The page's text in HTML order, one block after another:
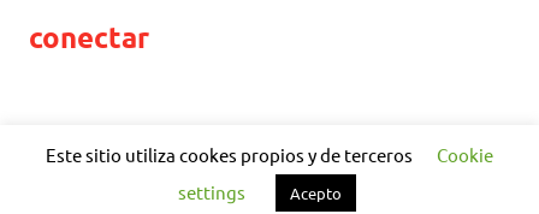
O
conectar
WordPress Theme: Poseidon by
Este sitio utiliza cookes propios y de terceros
Cookie
settings
Acepto